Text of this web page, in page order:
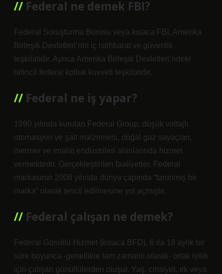
Federal ne demek FBI?
Federal Soruşturma Bürosu veya kısaca FBI, Amerika
Birleşik Devletleri’nin iç istihbarat ve güvenlik
teşkilatıdır. Ayrıca Amerika Birleşik Devletleri’ndeki
birincil federal kolluk kuvveti teşkilatıdır.
Federal ne iş yapar?
1990 yılında kurulan Federal Group, düşük voltajlı
otomasyon ve şalt malzemesi, doğal gaz sayaçları,
mermer ve imalat endüstrileri alanlarında hizmet
vermektedir. Gerçekleştirilen faaliyetler, Federal
markasının 2008 yılında dünya çapında “tanınmış bir
marka” olarak tescil edilmesine yol açmıştır.
Federal çalışan ne demek?
Federal Gönüllü Hizmet (kısaca BFD), 6 ila 18 aylık bir
süre boyunca -genellikle tam zamanlı olarak- ortak iyilik
için çalışan gönüllülerden oluşur. Yaş, cinsiyet, ırk veya